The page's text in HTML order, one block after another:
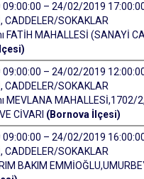
– 24/02/2019
CADDELER/SOKAKLAR
FATİH MAHALLESİ (SANAYİ
– 24/02/2019
CADDELER/SOKAKLAR
MEVLANA MAHALLESİ,1702/
CİVARI (Bornova İlçesi)
– 24/02/2019
CADDELER/SOKAKLAR
BAKIM